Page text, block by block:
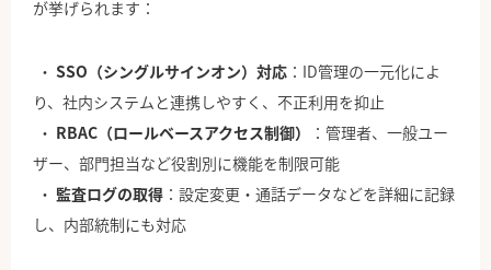
が挙げられます：
SSO（シングルサインオン）対応 ：ID管理の一元化によ
り、社内システムと連携しやすく、不正利用を抑止
RBAC（ロールベースアクセス制御）
：管理者、一般ユー
ザー、部門担当など役割別に機能を制限可能
監査ログの取得 ：設定変更・通話データなどを詳細に記録
し、内部統制にも対応